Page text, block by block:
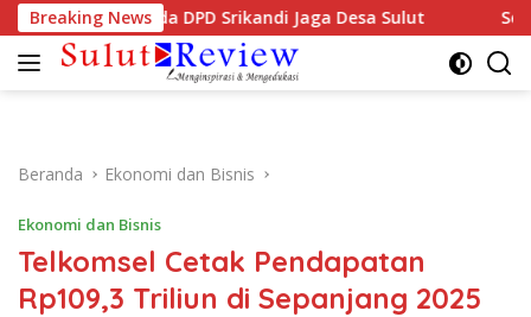
Langsung
ke
konten
Breaking News
Musda DPD Srikandi Jaga Desa Sulut Semarak
Beranda Ekonomi dan Bisnis
Ekonomi dan Bisnis
Telkomsel Cetak Pendapatan
Rp109,3 Triliun di Sepanjang 2025